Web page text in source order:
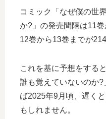
コミック「なぜ僕の世
か?」の発売間隔は11巻
12巻から13巻までが
これを基に予想をする
誰も覚えていないのか
ば2025年9月頃、遅く
もしれません。